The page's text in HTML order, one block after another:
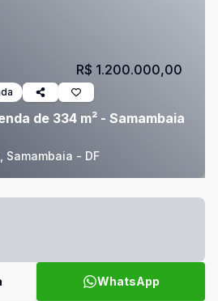
de 334 m² - Samambaia
Samambaia - DF
R$ 1.200.000,00
WhatsApp